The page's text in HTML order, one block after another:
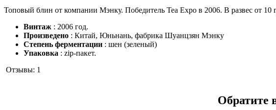
Топовый блин от компании Мэнку. Победитель Tea Expo в 2006. В развес от 10
Винтаж : 2006 год.
Произведено : Китай, Юньнань, фабрика Шуанцзян Мэнку
Степень ферментации : шен (зеленый)
Упаковка : zip-пакет.
Отзывы: 1
Обратите